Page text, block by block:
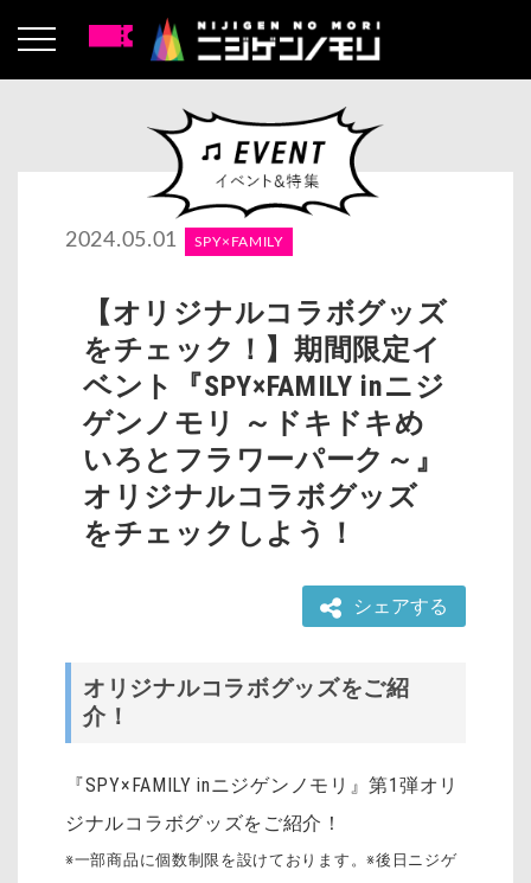
2024.05.01 SPY×FAMILY
【オリジナルコラボグッズ
をチェック！】期間限定イ
ベント『SPY×FAMILY inニジ
ゲンノモリ ～ドキドキめ
いろとフラワーパーク～』
オリジナルコラボグッズ
をチェックしよう！
シェアする
オリジナルコラボグッズをご紹
介！
『SPY×FAMILY inニジゲンノモリ』第1弾オリ
ジナルコラボグッズをご紹介！
※一部商品に個数制限を設けております。※後日ニジゲ